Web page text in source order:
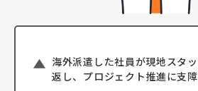
海外派遣した社員が現地スタ
返し、プロジェクト推進に支